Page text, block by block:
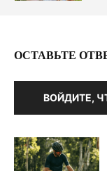
ОСТАВЬТЕ
ВОЙДИТЕ,